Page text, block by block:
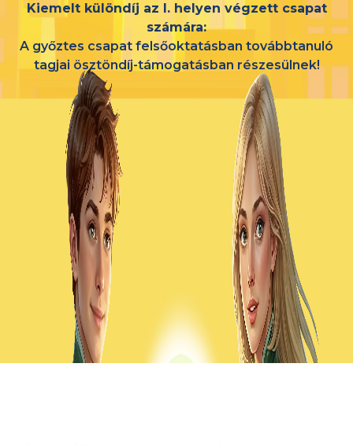
Kiemelt különdíj az I. helyen végzett csapat
számára:
A győztes csapat felsőoktatásban továbbtanuló
tagjai ösztöndíj-támogatásban részesülnek!